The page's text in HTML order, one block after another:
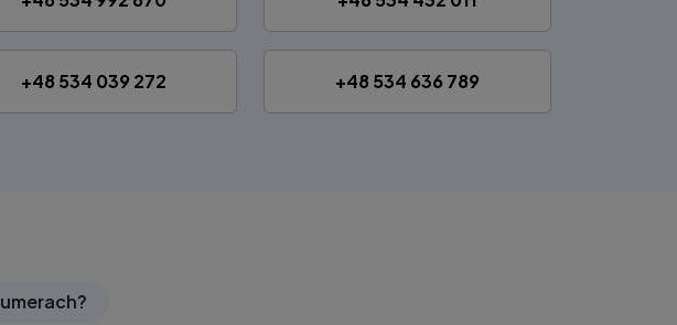
+48 534 039 272 +48 534 636 789